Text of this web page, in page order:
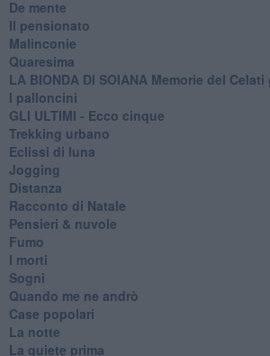
De mente
Il pensionato
Malinconie
Quaresima
LA BIONDA DI SOIANA Memorie del
I palloncini
GLI ULTIMI - Ecco cinque
Trekking urbano
Eclissi di luna
Jogging
Distanza
Racconto di Natale
Pensieri & nuvole
Fumo
I morti
Sogni
Quando me ne andrò
Case popolari
La notte
La quiete prima